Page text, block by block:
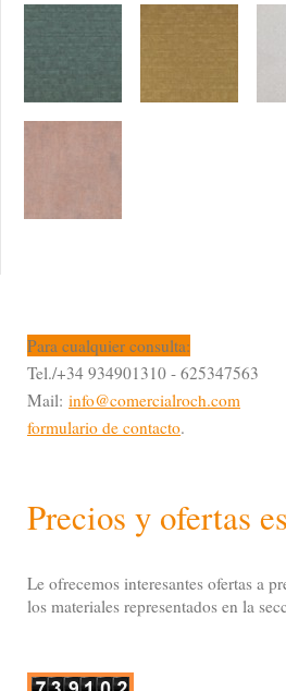
Para cualquier consulta:
Tel./+34 934901310 - 625347563
Mail: info@comercialroch.com
formulario de contacto.
Precios y ofertas
Le ofrecemos interesantes ofertas a
los materiales representados en la